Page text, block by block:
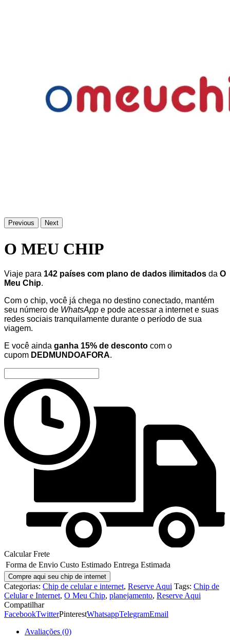
Previous Next
O MEU CHIP
Viaje para 142 países com plano de dados ilimitados da O
Meu Chip.
Com o chip, você já chega no destino conectado, mantém
seu número de WhatsApp e pode acessar a internet e suas
redes sociais tranquilamente durante o período de sua
viagem.
E você ainda ganha 15% de desconto com o
cupom DEDMUNDOAFORA.
Calcular Frete
Forma de Envio Custo Estimado Entrega Estimada
Compre aqui seu chip de internet
Categorias: Chip de celular e internet, Reserve Aqui Tags: Chip de
Celular e Internet, O Meu Chip, planejamento, Reserve Aqui
Compatilhar
FacebookTwitterPinterestWhatsappTelegramEmail
Avaliações (0)